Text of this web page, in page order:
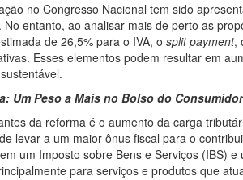
no Congresso Nacional tem sido
entanto, ao analisar mais de perto as
de 26,5% para o IVA, o split payment,
Esses elementos podem resultar em
Um Peso a Mais no Bolso do Consumidor
da reforma é o aumento da carga
levar a um maior ônus fiscal para o
um Imposto sobre Bens e Serviços (IBS)
para serviços e produtos que